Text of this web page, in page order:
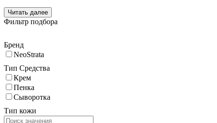
Читать далее
Фильтр подбора
Бренд
NeoStrata
Тип Средства
Крем
Пенка
Сыворотка
Тип кожи